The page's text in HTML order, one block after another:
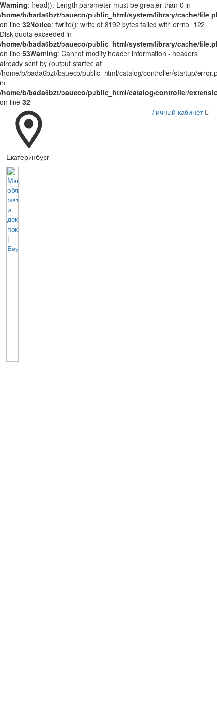
Warning: fread(): Length parameter must be greater than 0 in
/home/b/bada6bzt/baueco/public_html/system/library/cache/
on line 32Notice: fwrite(): write of 8192 bytes failed with errno=122
Disk quota exceeded in
/home/b/bada6bzt/baueco/public_html/system/library/cache/
on line 53Warning: Cannot modify header information - headers
already sent by (output started at
/home/b/bada6bzt/baueco/public_html/catalog/controller/startup/
in
/home/b/bada6bzt/baueco/public_html/catalog/controller/
on line 32
Екатеринбург
Личный кабинет